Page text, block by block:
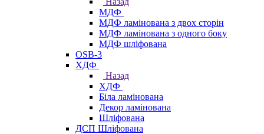
МДФ
МДФ ламінована з двох сторін
МДФ ламінована з одного боку
МДФ шліфована
OSB-3
ХДФ
Назад
ХДФ
Біла ламінована
Декор ламінована
Шліфована
ДСП Шліфована